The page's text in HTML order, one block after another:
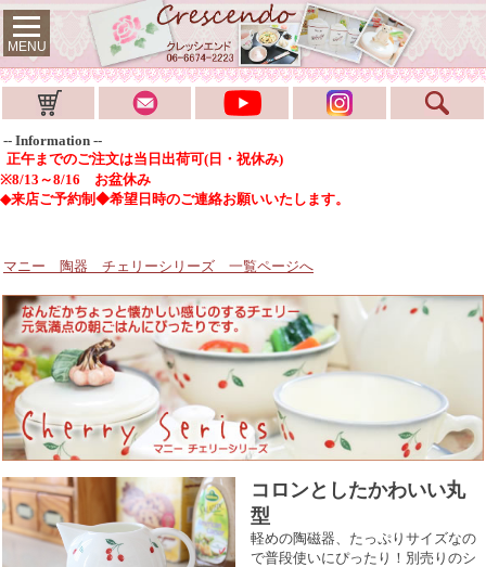
MENU
-- Information --
正午までのご注文は当日出荷可(日・祝休み)
※8/13～8/16 お盆休み
◆来店ご予約制◆希望日時のご連絡お願いいたします。
マニー 陶器 チェリーシリーズ 一覧ページへ
コロンとしたかわいい丸
型
軽めの陶磁器、たっぷりサイズなの
で普段使いにぴったり！別売りのシ